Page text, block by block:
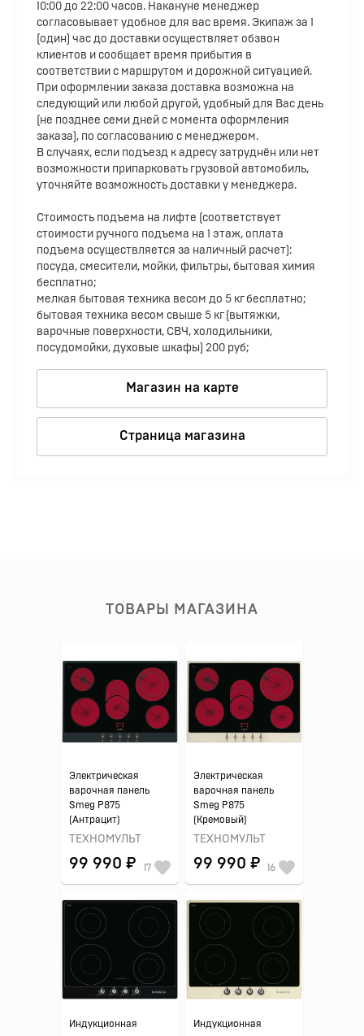
10:00 до 22:00 часов. Накануне менеджер
согласовывает удобное для вас время. Экипаж за 1
(один) час до доставки осуществляет обзвон
клиентов и сообщает время прибытия в
соответствии с маршрутом и дорожной ситуацией.
При оформлении заказа доставка возможна на
следующий или любой другой, удобный для Вас день
(не позднее семи дней с момента оформления
заказа), по согласованию с менеджером.
В случаях, если подъезд к адресу затруднён или нет
возможности припарковать грузовой автомобиль,
уточняйте возможность доставки у менеджера.
Стоимость подъема на лифте (соответствует
стоимости ручного подъема на 1 этаж, оплата
подъема осуществляется за наличный расчет):
посуда, смесители, мойки, фильтры, бытовая химия
бесплатно;
мелкая бытовая техника весом до 5 кг бесплатно;
бытовая техника весом свыше 5 кг (вытяжки,
варочные поверхности, СВЧ, холодильники,
посудомойки, духовые шкафы) 200 руб;
Магазин на карте
Страница магазина
ТОВАРЫ МАГАЗИНА
Электрическая
варочная панель
Smeg P875
(Антрацит)
ТЕХНОМУЛЬТ
99 990 ₽ 17
Электрическая
варочная панель
Smeg P875
(Кремовый)
ТЕХНОМУЛЬТ
99 990 ₽ 16
Индукционная
Индукционная